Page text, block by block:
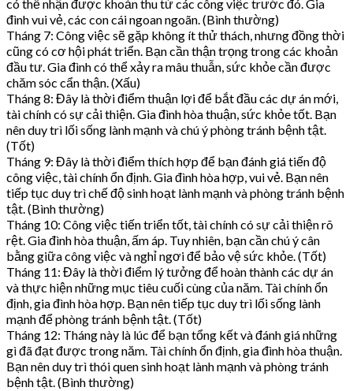
có thể nhận được khoản thu từ các công việc trước đó. Gia
đình vui vẻ, các con cái ngoan ngoãn. (Bình thường)
Tháng 7: Công việc sẽ gặp không ít thử thách, nhưng đồng thời
cũng có cơ hội phát triển. Bạn cần thận trọng trong các khoản
đầu tư. Gia đình có thể xảy ra mâu thuẫn, sức khỏe cần được
chăm sóc cẩn thận. (Xấu)
Tháng 8: Đây là thời điểm thuận lợi để bắt đầu các dự án mới,
tài chính có sự cải thiện. Gia đình hòa thuận, sức khỏe tốt. Bạn
nên duy trì lối sống lành mạnh và chú ý phòng tránh bệnh tật.
(Tốt)
Tháng 9: Đây là thời điểm thích hợp để bạn đánh giá tiến độ
công việc, tài chính ổn định. Gia đình hòa hợp, vui vẻ. Bạn nên
tiếp tục duy trì chế độ sinh hoạt lành mạnh và phòng tránh bệnh
tật. (Bình thường)
Tháng 10: Công việc tiến triển tốt, tài chính có sự cải thiện rõ
rệt. Gia đình hòa thuận, ấm áp. Tuy nhiên, bạn cần chú ý cân
bằng giữa công việc và nghỉ ngơi để bảo vệ sức khỏe. (Tốt)
Tháng 11: Đây là thời điểm lý tưởng để hoàn thành các dự án
và thực hiện những mục tiêu cuối cùng của năm. Tài chính ổn
định, gia đình hòa hợp. Bạn nên tiếp tục duy trì lối sống lành
mạnh để phòng tránh bệnh tật. (Tốt)
Tháng 12: Tháng này là lúc để bạn tổng kết và đánh giá những
gì đã đạt được trong năm. Tài chính ổn định, gia đình hòa thuận.
Bạn nên duy trì thói quen sinh hoạt lành mạnh và phòng tránh
bệnh tật. (Bình thường)